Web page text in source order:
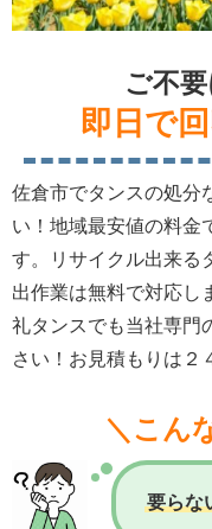
ご不
即日で
佐倉市でタンスの処分
い！地域最安値の料金
す。リサイクル出来る
出作業は無料で対応し
礼タンスでも当社専門
さい！お見積もりは２
＼こん
要らな